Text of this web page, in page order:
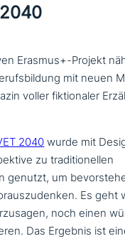
Erasmus+-Projekt
mit neuen
voller fiktionaler
2040 wurde mit
zu tra­di­tio­nel­len
genutzt, um
Es geht
noch einen
Das Ergebnis ist